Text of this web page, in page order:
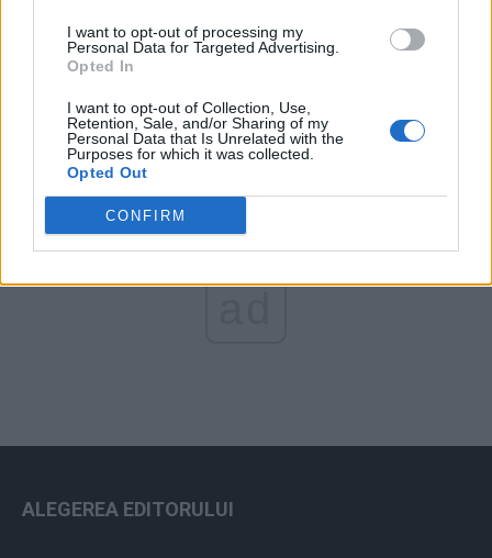
I want to opt-out of processing my
Personal Data for Targeted Advertising.
Opted In
I want to opt-out of Collection, Use,
Retention, Sale, and/or Sharing of my
Personal Data that Is Unrelated with the
Purposes for which it was collected.
Opted Out
CONFIRM
Arhiva sondajelor
ALEGEREA EDITORULUI